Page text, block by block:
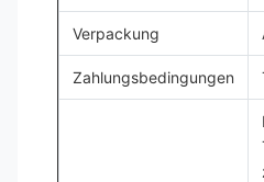
Verpackung
Zahlungsbedingungen